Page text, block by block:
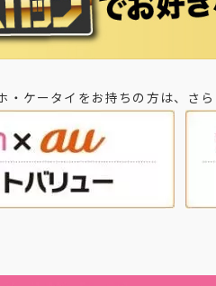
・ケータイをお持ちの方は、さ